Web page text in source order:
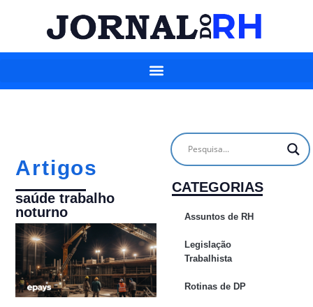
Artigos
saúde trabalho
noturno
CATEGORIAS
Assuntos de RH
Legislação
Trabalhista
Rotinas de DP